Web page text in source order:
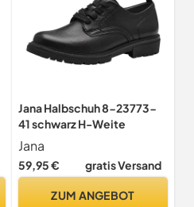
Jana Halbschuh 8-23773-
41 schwarz H-Weite
Jana
59,95 € gratis Versand
ZUM ANGEBOT